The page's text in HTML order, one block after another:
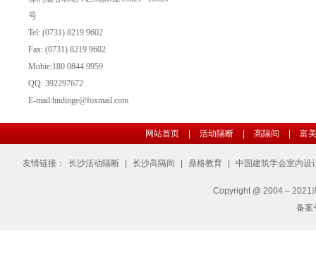
号
Tel: (0731) 8219 9602
Fax: (0731) 8219 9602
Mobie:180 0844 9959
QQ: 392297672
E-mail:hndinge@foxmail.com
网站首页 活动隔断 高隔间 富
友情链接： 长沙活动隔断 长沙高隔间 鼎格教育 中国建筑学会室内设
Copyright @ 2004 – 2021
备案